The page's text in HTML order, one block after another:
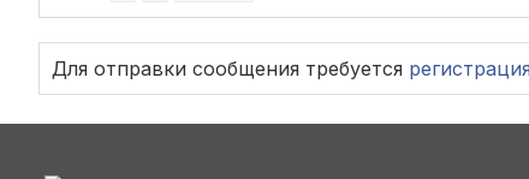
Для отправки сообщения требуется регистрация